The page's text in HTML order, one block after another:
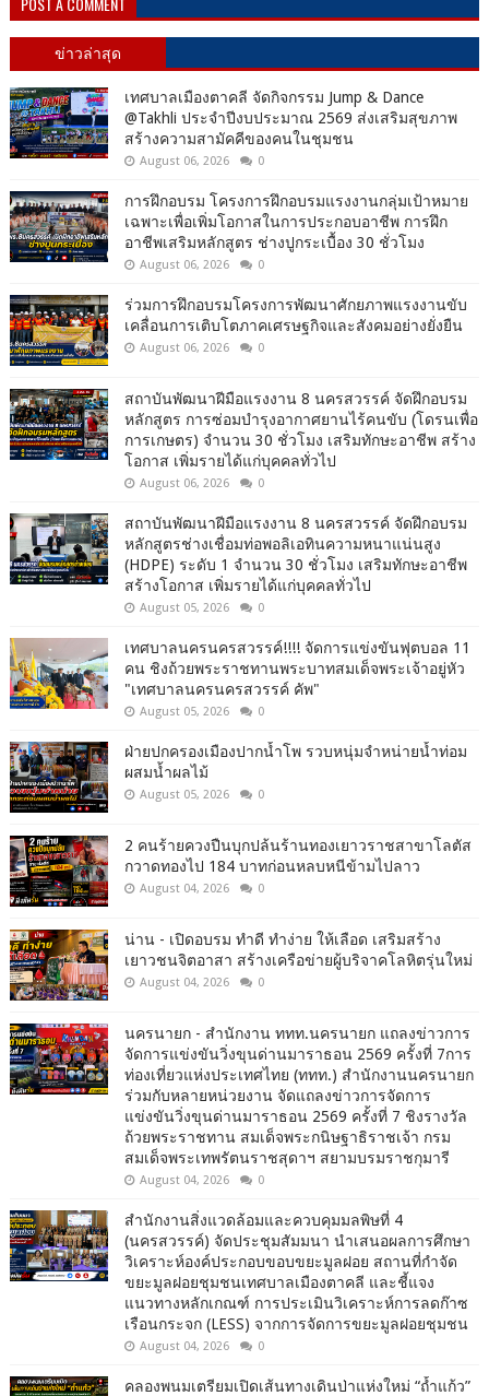
ข่าวล่าสุด
เทศบาลเมืองตาคลี จัดกิจกรรม Jump & Dance
@Takhli ประจำปีงบประมาณ 2569 ส่งเสริมสุขภาพ
สร้างความสามัคคีของคนในชุมชน
August 06, 2026 0
การฝึกอบรม โครงการฝึกอบรมแรงงานกลุ่มเป้าหมาย
เฉพาะเพื่อเพิ่มโอกาสในการประกอบอาชีพ การฝึก
อาชีพเสริมหลักสูตร ช่างปูกระเบื้อง 30 ชั่วโมง
August 06, 2026 0
ร่วมการฝึกอบรมโครงการพัฒนาศักยภาพแรงงานขับ
เคลื่อนการเติบโตภาคเศรษฐกิจและสังคมอย่างยั่งยืน
August 06, 2026 0
สถาบันพัฒนาฝีมือแรงงาน 8 นครสวรรค์ จัดฝึกอบรม
หลักสูตร การซ่อมบำรุงอากาศยานไร้คนขับ (โดรนเพื่อ
การเกษตร) จำนวน 30 ชั่วโมง เสริมทักษะอาชีพ สร้าง
โอกาส เพิ่มรายได้แก่บุคคลทั่วไป
August 06, 2026 0
สถาบันพัฒนาฝีมือแรงงาน 8 นครสวรรค์ จัดฝึกอบรม
หลักสูตรช่างเชื่อมท่อพอลิเอทินความหนาแน่นสูง
(HDPE) ระดับ 1 จำนวน 30 ชั่วโมง เสริมทักษะอาชีพ
สร้างโอกาส เพิ่มรายได้แก่บุคคลทั่วไป
August 05, 2026 0
เทศบาลนครนครสวรรค์!!!! จัดการแข่งขันฟุตบอล 11
คน ชิงถ้วยพระราชทานพระบาทสมเด็จพระเจ้าอยู่หัว
"เทศบาลนครนครสวรรค์ คัพ"
August 05, 2026 0
ฝ่ายปกครองเมืองปากน้ำโพ รวบหนุ่มจำหน่ายน้ำท่อม
ผสมน้ำผลไม้
August 05, 2026 0
2 คนร้ายควงปืนบุกปล้นร้านทองเยาวราชสาขาโลตัส
กวาดทองไป 184 บาทก่อนหลบหนีข้ามไปลาว
August 04, 2026 0
น่าน - เปิดอบรม ทำดี ทำง่าย ให้เลือด เสริมสร้าง
เยาวชนจิตอาสา สร้างเครือข่ายผู้บริจาคโลหิตรุ่นใหม่
August 04, 2026 0
นครนายก - สำนักงาน ททท.นครนายก แถลงข่าวการ
จัดการแข่งขันวิ่งขุนด่านมาราธอน 2569 ครั้งที่ 7การ
ท่องเที่ยวแห่งประเทศไทย (ททท.) สำนักงานนครนายก
ร่วมกับหลายหน่วยงาน จัดแถลงข่าวการจัดการ
แข่งขันวิ่งขุนด่านมาราธอน 2569 ครั้งที่ 7 ชิงรางวัล
ถ้วยพระราชทาน สมเด็จพระกนิษฐาธิราชเจ้า กรม
สมเด็จพระเทพรัตนราชสุดาฯ สยามบรมราชกุมารี
August 04, 2026 0
สำนักงานสิ่งแวดล้อมและควบคุมมลพิษที่ 4
(นครสวรรค์) จัดประชุมสัมมนา นำเสนอผลการศึกษา
วิเคราะห์องค์ประกอบขอบขยะมูลฝอย สถานที่กำจัด
ขยะมูลฝอยชุมชนเทศบาลเมืองตาคลี และชี้แจง
แนวทางหลักเกณฑ์ การประเมินวิเคราะห์การลดก๊าซ
เรือนกระจก (LESS) จากการจัดการขยะมูลฝอยชุมชน
August 04, 2026 0
คลองพนมเตรียมเปิดเส้นทางเดินป่าแห่งใหม่ “ถ้ำแก้ว”